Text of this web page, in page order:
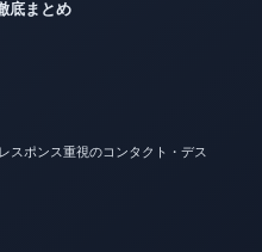
底まとめ
スポンス重視のコンタクト・デス